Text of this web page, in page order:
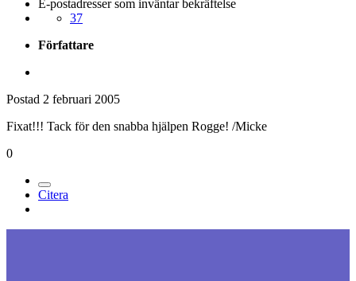
E-postadresser som inväntar bekräftelse
37
Författare
Postad 2 februari 2005
Fixat!!! Tack för den snabba hjälpen Rogge! /Micke
0
Citera